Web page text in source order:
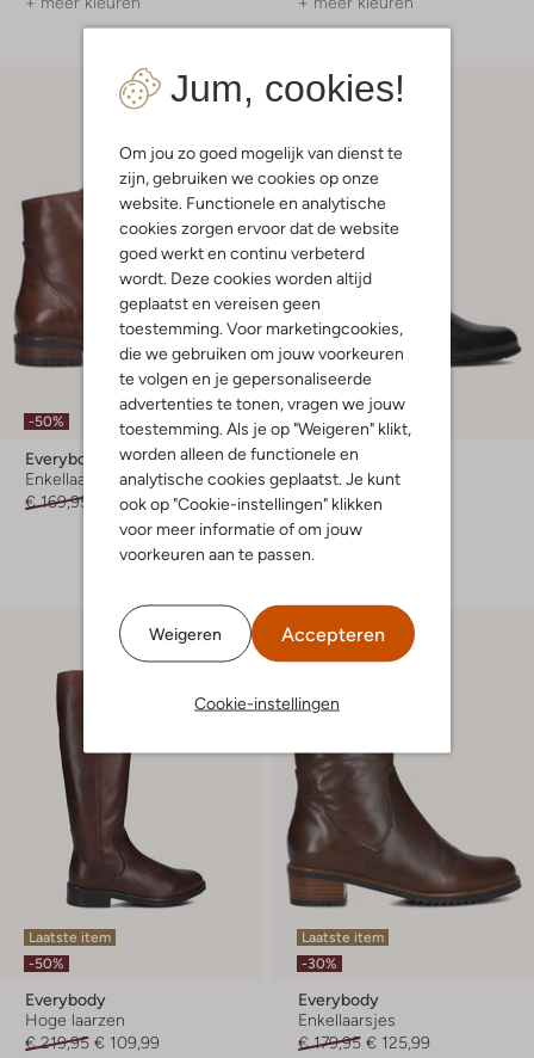
Jum, cookies!
Om jou zo goed mogelijk van dienst te
zijn, gebruiken we cookies op onze
website. Functionele en analytische
cookies zorgen ervoor dat de website
goed werkt en continu verbeterd
wordt. Deze cookies worden altijd
geplaatst en vereisen geen
toestemming. Voor marketingcookies,
die we gebruiken om jouw voorkeuren
te volgen en je gepersonaliseerde
advertenties te tonen, vragen we jouw
toestemming. Als je op "Weigeren" klikt,
worden alleen de functionele en
analytische cookies geplaatst. Je kunt
ook op "Cookie-instellingen" klikken
voor meer informatie of om jouw
voorkeuren aan te passen.
Weigeren Accepteren
Cookie-instellingen
-50%
Everybody
Enkellaarsjes
€ 169,95
€ 84,99
-30%
Everybody
Enkellaarsjes
€ 169,99 € 118,99
+ meer kleuren
Laatste item
-50%
Everybody
Hoge laarzen
€ 219,95 € 109,99
Laatste item
-30%
Everybody
Enkellaarsjes
€ 179,95 € 125,99